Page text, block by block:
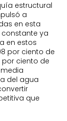
estructural
a
en esta
ya
en estos
por ciento de
por ciento de
del agua
que